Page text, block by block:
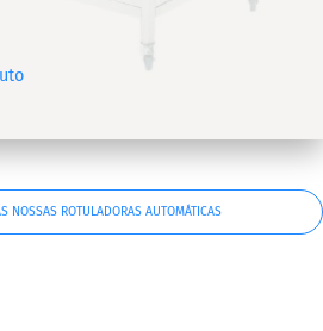
NOSSAS ROTULADORAS AUTOMÁTICAS